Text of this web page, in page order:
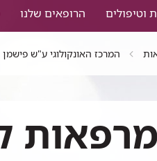
וטיפולים הרופאים שלנו
המרכז האונקולוגי ע"ש פישמן